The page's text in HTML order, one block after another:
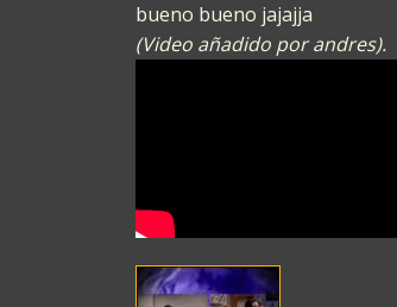
bueno bueno jajajja
(Video añadido por andres).